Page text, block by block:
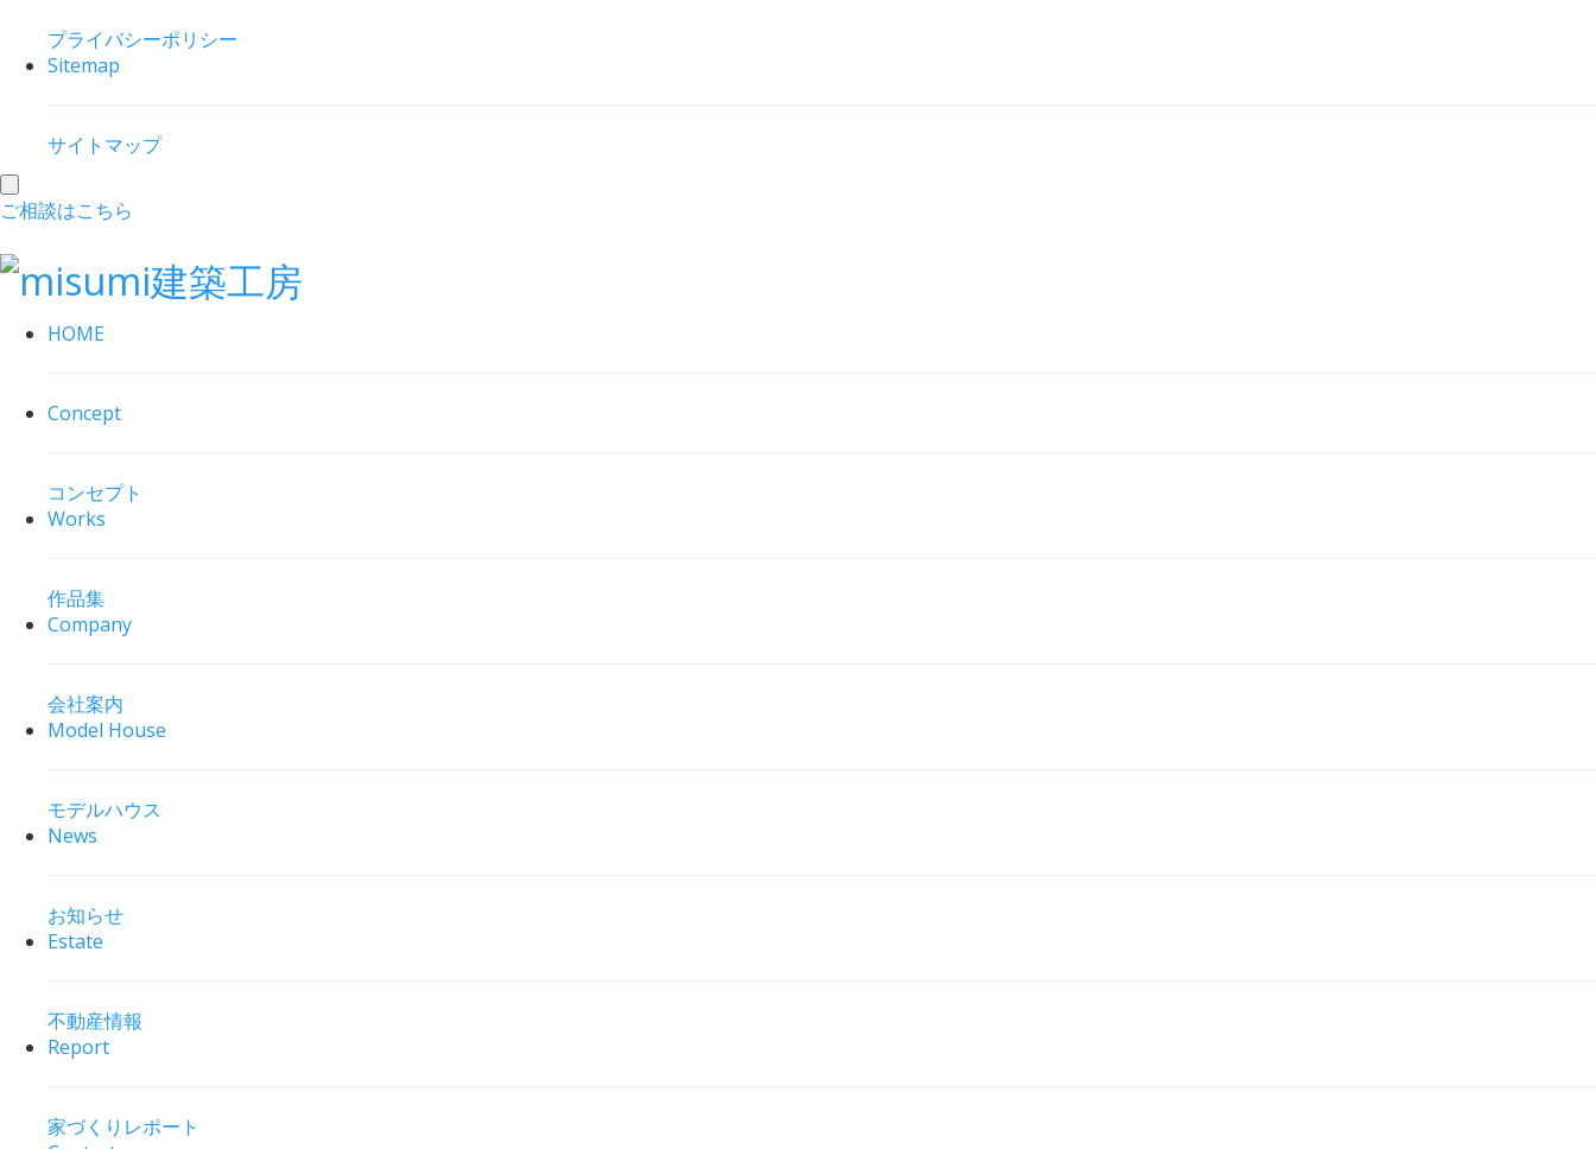
プライバシーポリシー
Sitemap
サイトマップ
toggle
navigation
ご相談はこちら
HOME
Concept
コンセプト
Works
作品集
Company
会社案内
Model House
モデルハウス
News
お知らせ
Estate
不動産情報
Report
家づくりレポート